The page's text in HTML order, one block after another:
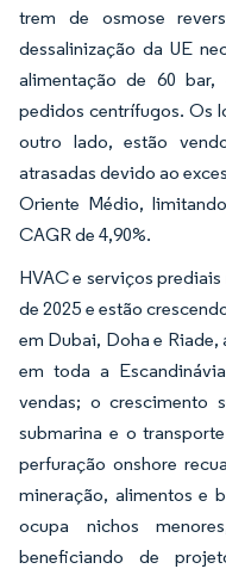
trem de osmose
dessalinização da UE
alimentação de 60
pedidos centrífugos. Os
outro lado, estão
atrasadas devido ao
Oriente Médio,
CAGR de 4,90%.
HVAC e serviços
de 2025 e estão
em Dubai, Doha e
em toda a
vendas; o crescimento
submarina e o
perfuração onshore
mineração, alimentos e
ocupa nichos
beneficiando de